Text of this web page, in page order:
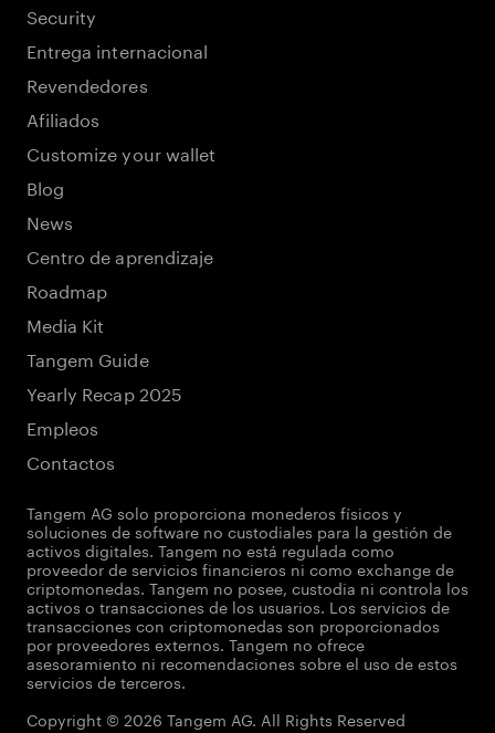
Security
Entrega internacional
Revendedores
Afiliados
Customize your wallet
Blog
News
Centro de aprendizaje
Roadmap
Media Kit
Tangem Guide
Yearly Recap 2025
Empleos
Contactos
Tangem AG solo proporciona monederos físicos y
soluciones de software no custodiales para la gestión de
activos digitales. Tangem no está regulada como
proveedor de servicios financieros ni como exchange de
criptomonedas. Tangem no posee, custodia ni controla los
activos o transacciones de los usuarios. Los servicios de
transacciones con criptomonedas son proporcionados
por proveedores externos. Tangem no ofrece
asesoramiento ni recomendaciones sobre el uso de estos
servicios de terceros.